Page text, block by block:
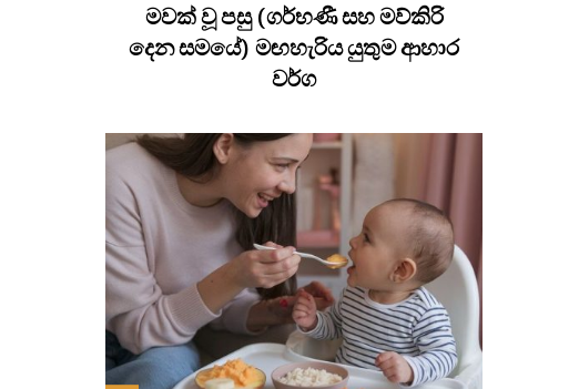
මවක් වූ පසු (ගර්භණී සහ මව්කිරි
දෙන සමයේ) මඟහැරිය යුතුම ආහාර
වර්ග